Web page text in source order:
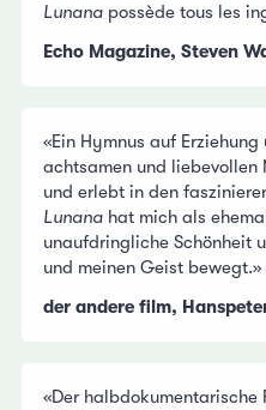
Lunana possède tous les
Echo Magazine, Steven
«Ein Hymnus auf
achtsamen und
und erlebt in den
Lunana hat mich als
unaufdringliche Schönheit
und meinen Geist bewegt.»
der andere film,
«Der halbdokumentarische